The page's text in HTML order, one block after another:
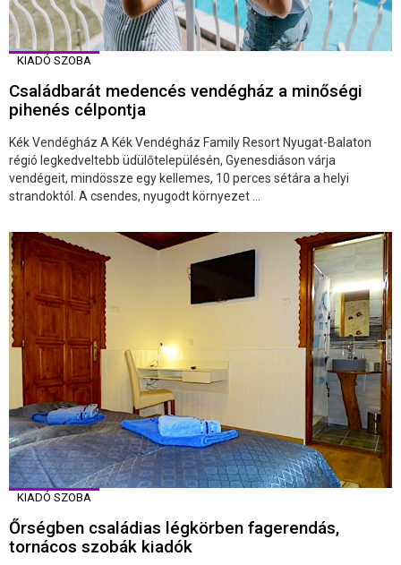
KIADÓ SZOBA
Családbarát medencés vendégház a minőségi
pihenés célpontja
Kék Vendégház A Kék Vendégház Family Resort Nyugat-Balaton
régió legkedveltebb üdülőtelepülésén, Gyenesdiáson várja
vendégeit, mindössze egy kellemes, 10 perces sétára a helyi
strandoktól. A csendes, nyugodt környezet ...
KIADÓ SZOBA
Őrségben családias légkörben fagerendás,
tornácos szobák kiadók